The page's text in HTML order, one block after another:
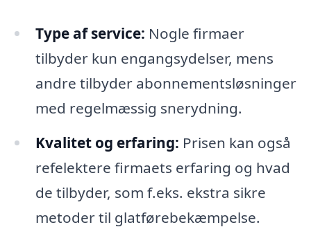
Type af service: Nogle firmaer
tilbyder kun engangsydelser, mens
andre tilbyder abonnementsløsninger
med regelmæssig snerydning.
Kvalitet og erfaring: Prisen kan også
refelektere firmaets erfaring og hvad
de tilbyder, som f.eks. ekstra sikre
metoder til glatførebekæmpelse.